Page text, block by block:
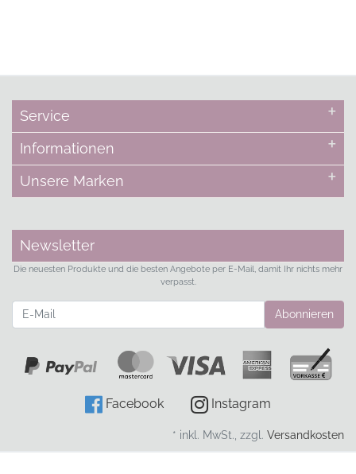
Service
Informationen
Unsere Marken
Newsletter
Die neuesten Produkte und die besten Angebote per E-Mail, damit Ihr nichts mehr
verpasst.
Abonnieren
Facebook Instagram
* inkl. MwSt., zzgl. Versandkosten